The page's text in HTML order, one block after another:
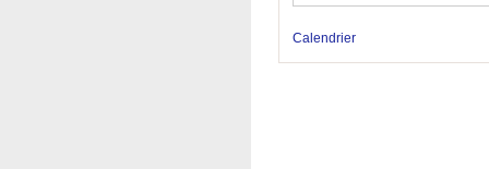
Calendrier